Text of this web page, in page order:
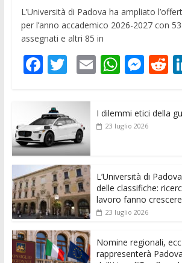
L’Università di Padova ha ampliato
per l’anno accademico 2026-2027 con
assegnati e altri 85 in
F
e
b
o
o
k
T
itt
er
E
ai
l
W
s
p
M
ss
e
er
R
I dilemmi etici della
23 luglio 2026
L’Università di
delle classifiche:
lavoro fanno
23 luglio 2026
Nomine regionali,
rappresenterà